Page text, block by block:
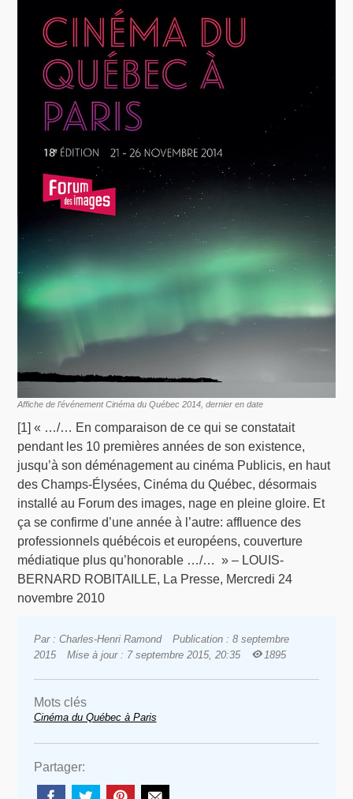
Affiche de l’événement Cinéma du Québec 2014, dernier en date
[1] « …/… En comparaison de ce qui se constatait
pendant les 10 premières années de son existence,
jusqu’à son déménagement au cinéma Publicis, en haut
des Champs-Élysées, Cinéma du Québec, désormais
installé au Forum des images, nage en pleine gloire. Et
ça se confirme d’une année à l’autre: affluence des
professionnels québécois et européens, couverture
médiatique plus qu’honorable …/… » – LOUIS-
BERNARD ROBITAILLE, La Presse, Mercredi 24
novembre 2010
Par : Charles-Henri Ramond
Publication : 8 septembre
2015
Mise à jour : 7 septembre 2015, 20:35 1895
Mots clés
Cinéma du Québec à Paris
Partager: